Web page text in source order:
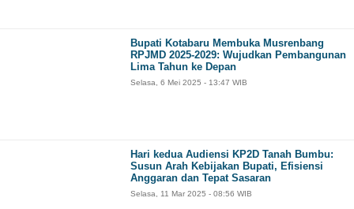
Bupati Kotabaru Membuka Musrenbang
RPJMD 2025-2029: Wujudkan Pembangunan
Lima Tahun ke Depan
Selasa, 6 Mei 2025 - 13:47 WIB
Hari kedua Audiensi KP2D Tanah Bumbu:
Susun Arah Kebijakan Bupati, Efisiensi
Anggaran dan Tepat Sasaran
Selasa, 11 Mar 2025 - 08:56 WIB